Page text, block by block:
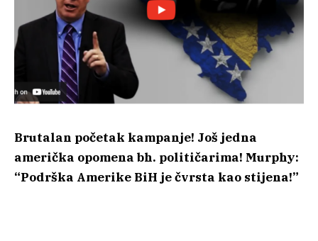
Brutalan početak kampanje! Još jedna
američka opomena bh. političarima! Murphy:
“Podrška Amerike BiH je čvrsta kao stijena!”